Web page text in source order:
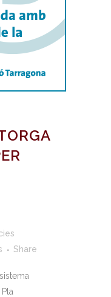
Share